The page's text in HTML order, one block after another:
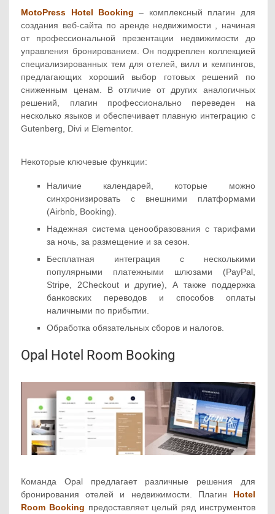
MotoPress Hotel Booking – комплексный плагин для
создания веб-сайта по аренде недвижимости , начиная
от профессиональной презентации недвижимости до
управления бронированием. Он подкреплен коллекцией
специализированных тем для отелей, вилл и кемпингов,
предлагающих хороший выбор готовых решений по
сниженным ценам. В отличие от других аналогичных
решений, плагин профессионально переведен на
несколько языков и обеспечивает плавную интеграцию с
Gutenberg, Divi и Elementor.
Некоторые ключевые функции:
Наличие календарей, которые можно
синхронизировать с внешними платформами
(Airbnb, Booking).
Надежная система ценообразования с тарифами
за ночь, за размещение и за сезон.
Бесплатная интеграция с несколькими
популярными платежными шлюзами (PayPal,
Stripe, 2Checkout и другие), А также поддержка
банковских переводов и способов оплаты
наличными по прибытии.
Обработка обязательных сборов и налогов.
Opal Hotel Room Booking
Команда Opal предлагает различные решения для
бронирования отелей и недвижимости. Плагин Hotel
Room Booking предоставляет целый ряд инструментов